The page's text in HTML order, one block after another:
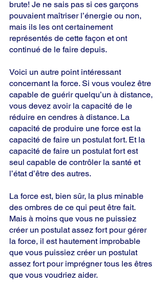
brute! Je ne sais pas si ces garçons
pouvaient maîtriser l’énergie ou non,
mais ils les ont certainement
représentés de cette façon et ont
continué de le faire depuis.
Voici un autre point intéressant
concernant la force. Si vous voulez être
capable de guérir quelqu’un à distance,
vous devez avoir la capacité de le
réduire en cendres à distance. La
capacité de produire une force est la
capacité de faire un postulat fort. Et la
capacité de faire un postulat fort est
seul capable de contrôler la santé et
l’état d’être des autres.
La force est, bien sûr, la plus minable
des ombres de ce qui peut être fait.
Mais à moins que vous ne puissiez
créer un postulat assez fort pour gérer
la force, il est hautement improbable
que vous puissiez créer un postulat
assez fort pour imprégner tous les êtres
que vous voudriez aider.